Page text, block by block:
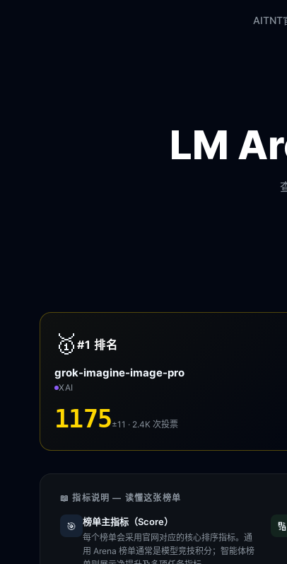
AITNT
LM
🥇 #1排名
grok-imagine-image-pro
XAI
1175±11 · 2.4K次投票
📖 指标说明 — 读懂这张榜单
🎯 榜单主指标（Score）
每个榜单会采用官网对应的核心排序指标。通
用 Arena 榜单通常是模型竞技积分；智能体榜
🔢